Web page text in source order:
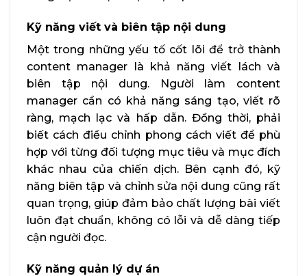
Kỹ năng viết và biên tập nội dung
Một trong những yếu tố cốt lõi để trở thành
content manager là khả năng viết lách và
biên tập nội dung. Người làm content
manager cần có khả năng sáng tạo, viết rõ
ràng, mạch lạc và hấp dẫn. Đồng thời, phải
biết cách điều chỉnh phong cách viết để phù
hợp với từng đối tượng mục tiêu và mục đích
khác nhau của chiến dịch. Bên cạnh đó, kỹ
năng biên tập và chỉnh sửa nội dung cũng rất
quan trọng, giúp đảm bảo chất lượng bài viết
luôn đạt chuẩn, không có lỗi và dễ dàng tiếp
cận người đọc.
Kỹ năng quản lý dự án